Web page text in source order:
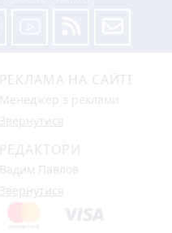
РЕКЛАМА НА САЙТІ
Менеджер з реклами
Звернутися
РЕДАКТОРИ
Вадим Павлов
Звернутися